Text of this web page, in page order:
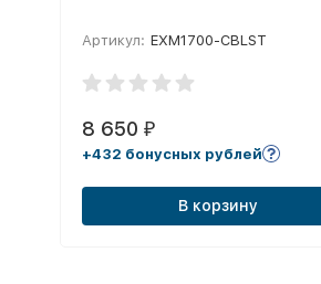
Артикул: EXM1700-CBLST
8 650 ₽
+432 бонусных рублей
В корзину